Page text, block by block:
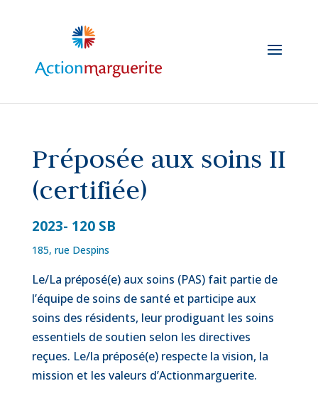
Préposée aux soins II
(certifiée)
2023- 120 SB
185, rue Despins
Le/La préposé(e) aux soins (PAS) fait partie de
l’équipe de soins de santé et participe aux
soins des résidents, leur prodiguant les soins
essentiels de soutien selon les directives
reçues. Le/la préposé(e) respecte la vision, la
mission et les valeurs d’Actionmarguerite.